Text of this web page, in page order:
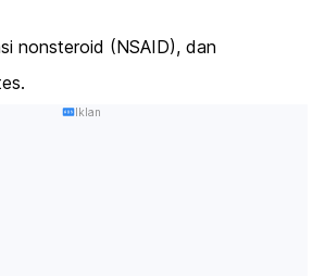
nonsteroid (NSAID), dan
Iklan